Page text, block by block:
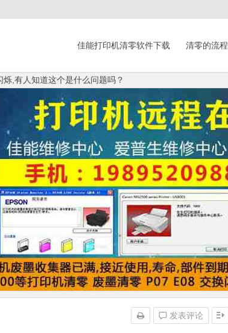
佳能打印机清零软件下载 清零的流程
,有人知道这个是什么问题吗？
发表评论